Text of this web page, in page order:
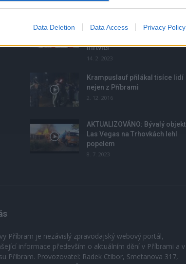
Data Deletion Data Access Privacy Policy
účet na pomoc mladé
mrtvicí
14. 2. 2023
Krampuslauf přilákal tisíce lidí
nejen z Příbrami
2. 12. 2016
AKTUALIZOVÁNO: Bývalý objekt
Las Vegas na Trhovkách lehl
popelem
8. 7. 2023
Příbram je nezávislý zpravodajský webový portál,
informace především o aktuálním dění v Příbrami a v
Příbram. Provozovatel: Radek Ctibor, Smetanova 317,